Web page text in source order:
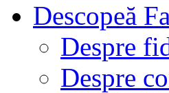
Descopeă
Despre
Despre